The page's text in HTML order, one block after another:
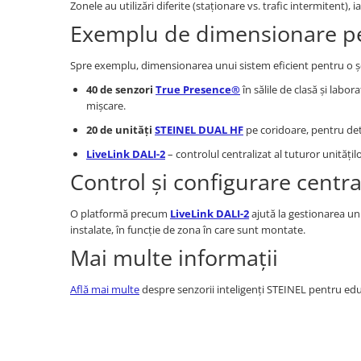
Zonele au utilizări diferite (staționare vs. trafic intermitent),
Exemplu de dimensionare
Spre exemplu, dimensionarea unui sistem eficient pentru o
40 de senzori True Presence®în sălile de clasă și
mișcare.
20 de unități STEINEL DUAL HF pe coridoare, pentru
LiveLink DALI-2– controlul centralizat al tuturor
Control și configurare
O platformă precum LiveLink DALI-2ajută la gestionarea
instalate, în funcție de zona în care sunt montate.
Mai multe informații
Află mai multedespre senzorii inteligenți STEINEL pentru